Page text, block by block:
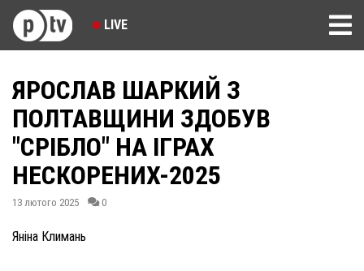
LIVE
ЯРОСЛАВ ШАРКИЙ З
ПОЛТАВЩИНИ ЗДОБУВ
"СРІБЛО" НА ІГРАХ
НЕСКОРЕНИХ-2025
13 лютого 2025 0
Яніна Климань